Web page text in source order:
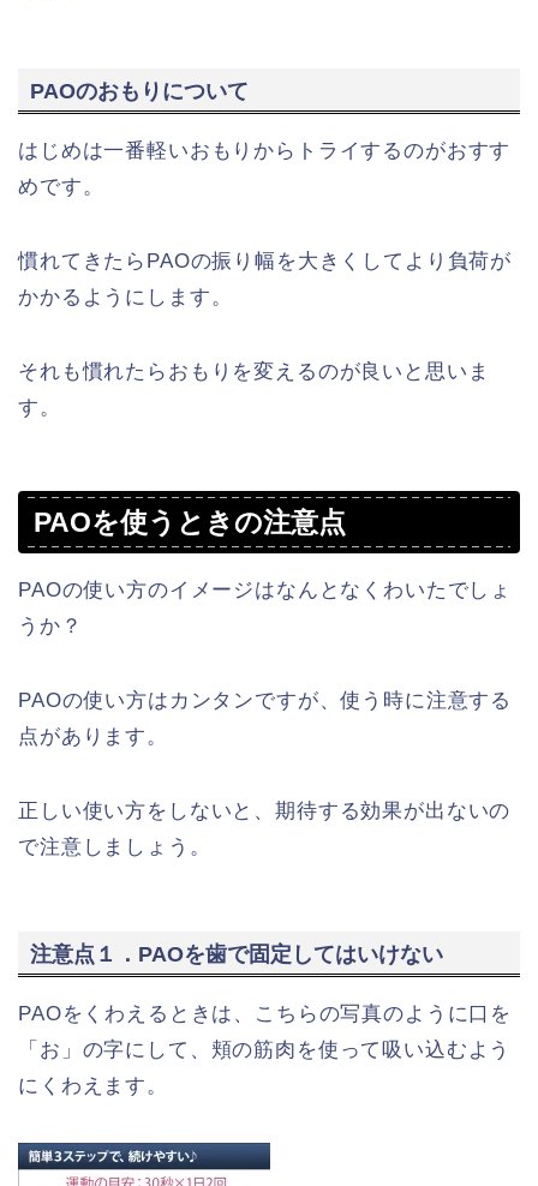
PAOのおもりについて
はじめは一番軽いおもりからトライするのがおすす
めです。
慣れてきたらPAOの振り幅を大きくしてより負荷が
かかるようにします。
それも慣れたらおもりを変えるのが良いと思いま
す。
PAOを使うときの注意点
PAOの使い方のイメージはなんとなくわいたでしょ
うか？
PAOの使い方はカンタンですが、使う時に注意する
点があります。
正しい使い方をしないと、期待する効果が出ないの
で注意しましょう。
注意点１．PAOを歯で固定してはいけない
PAOをくわえるときは、こちらの写真のように口を
「お」の字にして、頬の筋肉を使って吸い込むよう
にくわえます。